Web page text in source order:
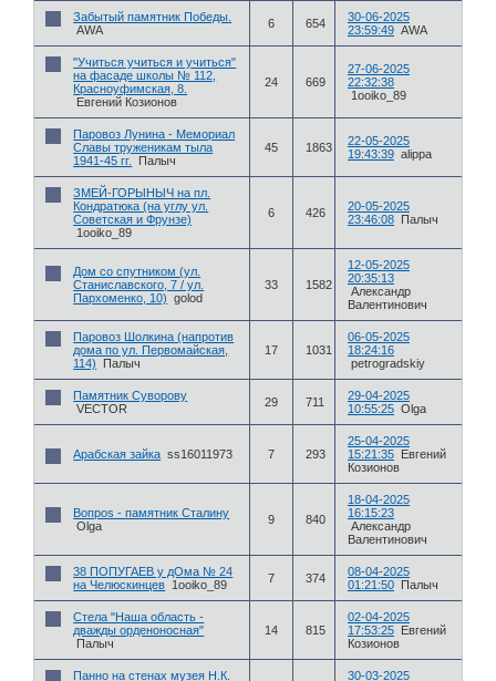
Забытый памятник Победы.
AWA
6 654
30-06-2025
23:59:49 AWA
"Учиться учиться и учиться"
на фасаде школы № 112,
Красноуфимская, 8.
Евгений Козионов
24 669
27-06-2025
22:32:38
1ooiko_89
Паровоз Лунина - Мемориал
Славы труженикам тыла
1941-45 гг.
Палыч
45 1863
22-05-2025
19:43:39 alippa
ЗМЕЙ-ГОРЫНЫЧ на пл.
Кондратюка (на углу ул.
Советская и Фрунзе)
1ooiko_89
6 426
20-05-2025
23:46:08 Палыч
Дом со спутником (ул.
Станиславского, 7 / ул.
Пархоменко, 10)
golod
33 1582
12-05-2025
20:35:13
Александр
Валентинович
Паровоз Шолкина (напротив
дома по ул. Первомайская,
114)
Палыч
17 1031
06-05-2025
18:24:16
petrogradskiy
Памятник Суворову
VECTOR
29 711
29-04-2025
10:55:25 Olga
Арабская зайка ss16011973 7 293
25-04-2025
15:21:35 Евгений
Козионов
Вопроs - памятник Сталину
Olga
9 840
18-04-2025
16:15:23
Александр
Валентинович
38 ПОПУГАЕВ у дОма № 24
на Челюскинцев 1ooiko_89 7 374
08-04-2025
01:21:50 Палыч
Стела "Наша область -
дважды орденоносная"
Палыч
14 815
02-04-2025
17:53:25 Евгений
Козионов
Панно на стенах музея Н.К.
30-03-2025